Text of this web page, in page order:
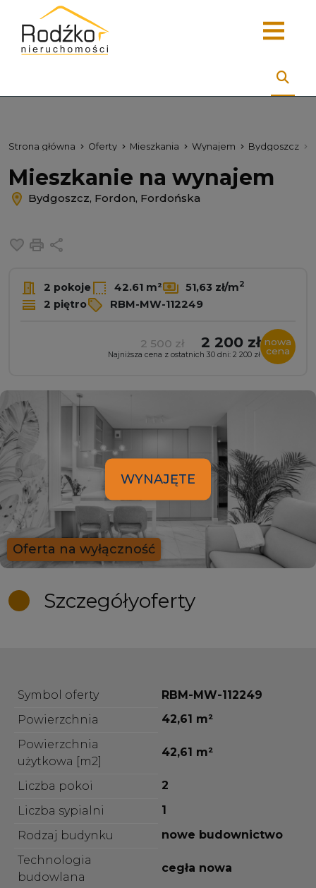
Strona główna Oferty Mieszkania Wynajem Bydgoszcz
Mieszkanie na wynajem
Bydgoszcz, Fordon, Fordońska
Dodaj do ulubionych
Drukuj
2 pokoje 42.61 m² 51,63 zł/m2
2 piętro RBM-MW-112249
2 500 zł 2 200 zł
Najniższa cena z ostatnich 30 dni: 2 200 zł
nowa
cena
Oferta na wyłączność
WYNAJĘTE
Szczegółyoferty
Symbol oferty
RBM-MW-112249
Powierzchnia
42,61 m²
Powierzchnia
użytkowa [m2]
42,61 m²
Liczba pokoi
2
Liczba sypialni
1
Rodzaj budynku
nowe budownictwo
Technologia
budowlana
cegła nowa